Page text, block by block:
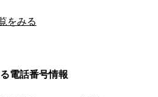
をみる
電話番号情報